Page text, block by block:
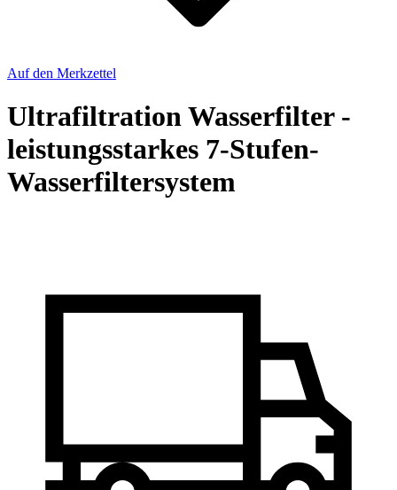
Auf den Merkzettel
Ultrafiltration Wasserfilter -
leistungsstarkes 7-Stufen-
Wasserfiltersystem